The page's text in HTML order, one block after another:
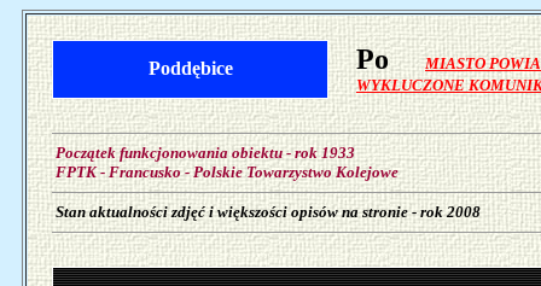
Poddębice PoMIASTO
WYKLUCZONE
Początek funkcjonowania obiektu - rok 1933
FPTK - Francusko - Polskie Towarzystwo Kolejowe
Stan aktualności zdjęć i większości opisów na stronie - rok 2008